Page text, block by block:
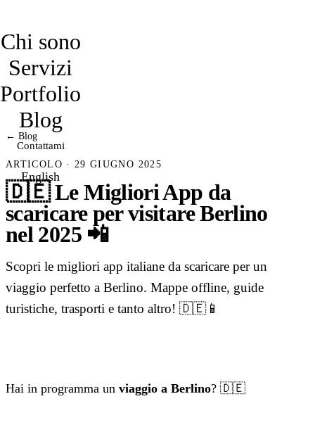
Chi sono
Servizi
Portfolio
Blog
Contattami
English
← Blog
ARTICOLO · 29 GIUGNO 2025
🇩🇪 Le Migliori App da
scaricare per visitare Berlino
nel 2025 📲
Scopri le migliori app italiane da scaricare per un
viaggio perfetto a Berlino. Mappe offline, guide
turistiche, trasporti e tanto altro! 🇩🇪📱
Hai in programma un viaggio a Berlino? 🇩🇪